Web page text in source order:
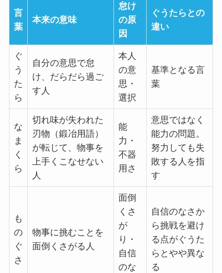
言
葉
本来の意味
怠け
の原
因
ぐうたらとの
違い
ぐ
う
た
ら
自分の意思で怠
け、だらだら過ご
す人
本人
の意
思・
選択
基準となる言
葉
な
ま
く
ら
切れ味が失われた
刃物（鍛冶用語）
が転じて、物事を
上手くこなせない
人
能
力・
不器
用さ
意思ではなく
能力の問題。
努力しても失
敗する人を指
す
も
の
ぐ
さ
物事に挑むことを
面倒くさがる人
面倒
くさ
が
り・
自信
のな
自信のなさか
ら挑戦を避け
る点がぐうた
らとやや異な
る